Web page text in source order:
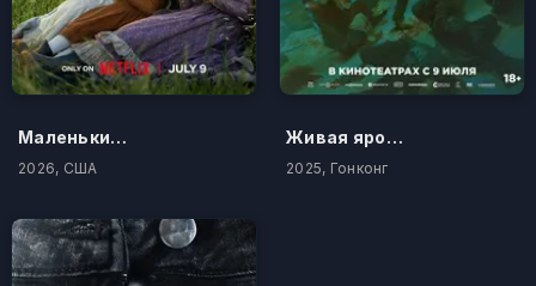
Маленький домик в прериях
2026, США
Живая ярость
2025, Гонконг